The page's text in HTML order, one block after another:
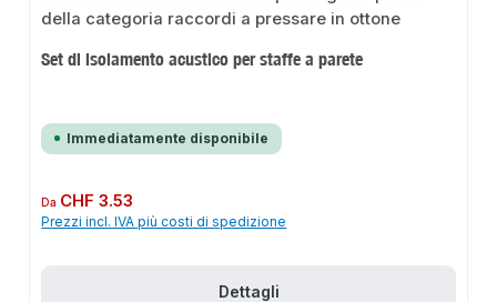
Set di isolamento acustico per staffe a parete
Immediatamente disponibile
Prezzo normale:
Da CHF 3.53
Prezzi incl. IVA più costi di spedizione
Dettagli